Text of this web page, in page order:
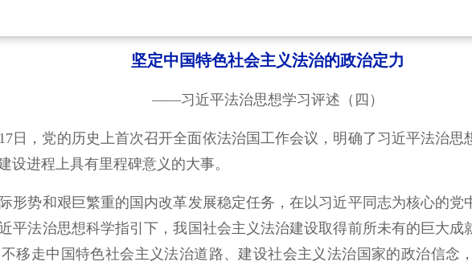
坚定中国特色社会主义法治的政治定力
——习近平法治思想学习评述（四）
日，党的历史上首次召开全面依法治国工作会议，明确了习近平法治思
设进程上具有里程碑意义的大事。
形势和艰巨繁重的国内改革发展稳定任务，在以习近平同志为核心的党
平法治思想科学指引下，我国社会主义法治建设取得前所未有的巨大
移走中国特色社会主义法治道路、建设社会主义法治国家的政治信念